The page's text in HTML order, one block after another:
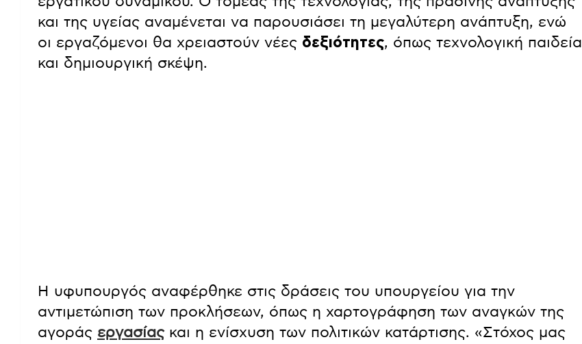
και της υγείας αναμένεται να παρουσιάσει τη μεγαλύτερη ανάπτυξη, ενώ
οι εργαζόμενοι θα χρειαστούν νέες δεξιότητες, όπως τεχνολογική παιδεία
και δημιουργική σκέψη.
Η υφυπουργός αναφέρθηκε στις δράσεις του υπουργείου για την
αντιμετώπιση των προκλήσεων, όπως η χαρτογράφηση των αναγκών της
αγοράς εργασίαςκαι η ενίσχυση των πολιτικών κατάρτισης. «Στόχος μας